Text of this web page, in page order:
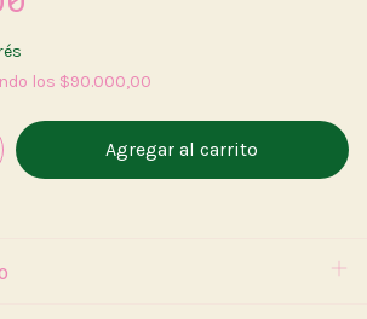
los $90.000,00